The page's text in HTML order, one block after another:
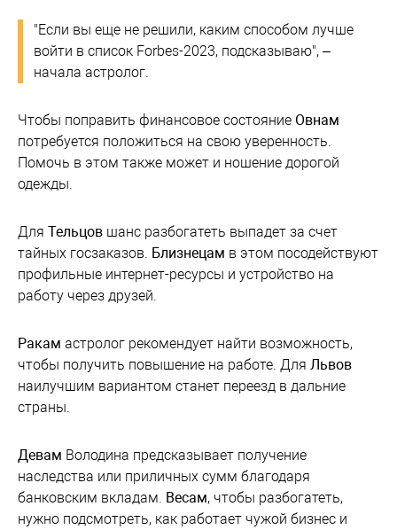
"Если вы еще не решили, каким способом лучше
войти в список Forbes-2023, подсказываю", –
начала астролог.
Чтобы поправить финансовое состояние Овнам
потребуется положиться на свою уверенность.
Помочь в этом также может и ношение дорогой
одежды.
Для Тельцов шанс разбогатеть выпадет за счет
тайных госзаказов. Близнецам в этом посодействуют
профильные интернет-ресурсы и устройство на
работу через друзей.
Ракам астролог рекомендует найти возможность,
чтобы получить повышение на работе. Для Львов
наилучшим вариантом станет переезд в дальние
страны.
Девам Володина предсказывает получение
наследства или приличных сумм благодаря
банковским вкладам. Весам, чтобы разбогатеть,
нужно подсмотреть, как работает чужой бизнес и